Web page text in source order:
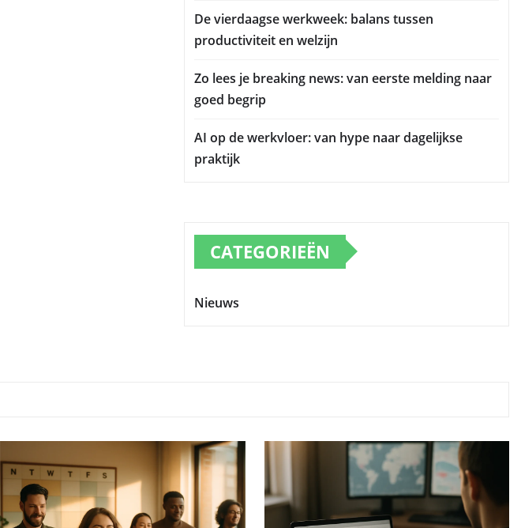
De vierdaagse werkweek: balans tussen
productiviteit en welzijn
Zo lees je breaking news: van eerste melding naar
goed begrip
AI op de werkvloer: van hype naar dagelijkse
praktijk
CATEGORIEËN
Nieuws